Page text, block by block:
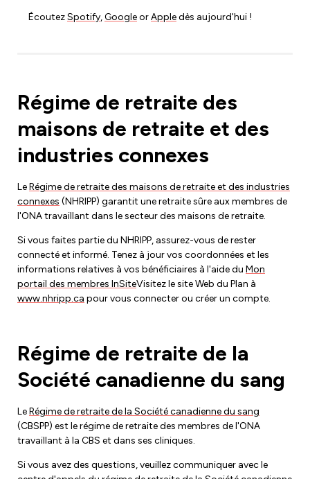
ÉcoutezSpotify,GoogleorAppledès aujourd'hui !
Régime de retraite des
maisons de retraite et des
industries connexes
LeRégime de retraite des maisons de retraite et des industries
connexes (NHRIPP) garantit une retraite sûre aux membres de
l'ONA travaillant dans le secteur des maisons de retraite.
Si vous faites partie du NHRIPP, assurez-vous de rester
connecté et informé. Tenez à jour vos coordonnées et les
informations relatives à vos bénéficiaires à l'aide du Mon
portail des membres InSiteVisitez le site Web du Plan à
www.nhripp.ca pour vous connecter ou créer un compte.
Régime de retraite de la
Société canadienne du sang
LeRégime de retraite de la Société canadienne du sang
(CBSPP) est le régime de retraite des membres de l'ONA
travaillant à la CBS et dans ses cliniques.
Si vous avez des questions, veuillez communiquer avec le